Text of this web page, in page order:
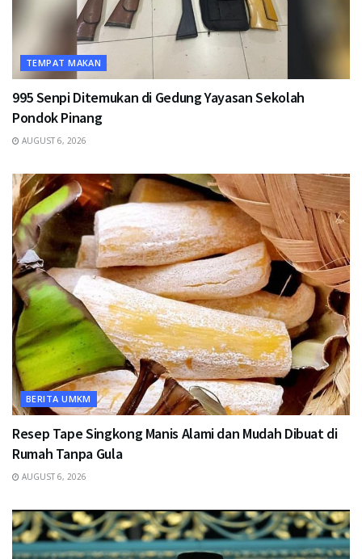
TEMPAT MAKAN
995 Senpi Ditemukan di Gedung Yayasan Sekolah
Pondok Pinang
AUGUST 6, 2026
BERITA UMKM
Resep Tape Singkong Manis Alami dan Mudah Dibuat di
Rumah Tanpa Gula
AUGUST 6, 2026